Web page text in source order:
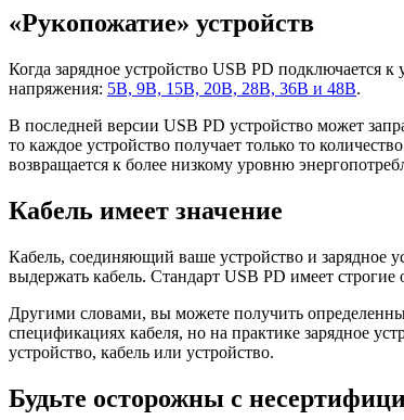
«Рукопожатие» устройств
Когда зарядное устройство USB PD подключается
напряжения: 5В, 9В, 15В, 20В, 28В, 36В и 48В.
В последней версии USB PD устройство может
то каждое устройство получает только то
возвращается к более низкому уровню
Кабель имеет значение
Кабель, соединяющий ваше устройство и зарядное
выдержать кабель. Стандарт USB PD имеет
Другими словами, вы можете получить
спецификациях кабеля, но на практике зарядное
устройство, кабель или устройство.
Будьте осторожны с